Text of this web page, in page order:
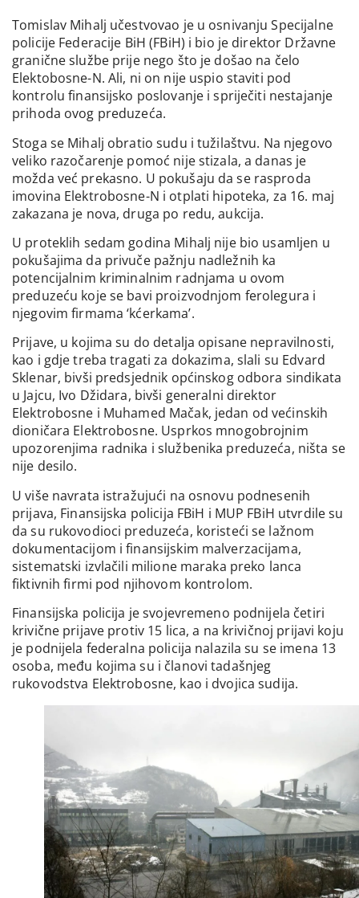
Tomislav Mihalj učestvovao je u osnivanju Specijalne
policije Federacije BiH (FBiH) i bio je direktor Državne
granične službe prije nego što je došao na čelo
Elektobosne-N. Ali, ni on nije uspio staviti pod
kontrolu finansijsko poslovanje i spriječiti nestajanje
prihoda ovog preduzeća.
Stoga se Mihalj obratio sudu i tužilaštvu. Na njegovo
veliko razočarenje pomoć nije stizala, a danas je
možda već prekasno. U pokušaju da se rasproda
imovina Elektrobosne-N i otplati hipoteka, za 16. maj
zakazana je nova, druga po redu, aukcija.
U proteklih sedam godina Mihalj nije bio usamljen u
pokušajima da privuče pažnju nadležnih ka
potencijalnim kriminalnim radnjama u ovom
preduzeću koje se bavi proizvodnjom ferolegura i
njegovim firmama ‘kćerkama’.
Prijave, u kojima su do detalja opisane nepravilnosti,
kao i gdje treba tragati za dokazima, slali su Edvard
Sklenar, bivši predsjednik općinskog odbora sindikata
u Jajcu, Ivo Džidara, bivši generalni direktor
Elektrobosne i Muhamed Mačak, jedan od većinskih
dioničara Elektrobosne. Usprkos mnogobrojnim
upozorenjima radnika i službenika preduzeća, ništa se
nije desilo.
U više navrata istražujući na osnovu podnesenih
prijava, Finansijska policija FBiH i MUP FBiH utvrdile su
da su rukovodioci preduzeća, koristeći se lažnom
dokumentacijom i finansijskim malverzacijama,
sistematski izvlačili milione maraka preko lanca
fiktivnih firmi pod njihovom kontrolom.
Finansijska policija je svojevremeno podnijela četiri
krivične prijave protiv 15 lica, a na krivičnoj prijavi koju
je podnijela federalna policija nalazila su se imena 13
osoba, među kojima su i članovi tadašnjeg
rukovodstva Elektrobosne, kao i dvojica sudija.